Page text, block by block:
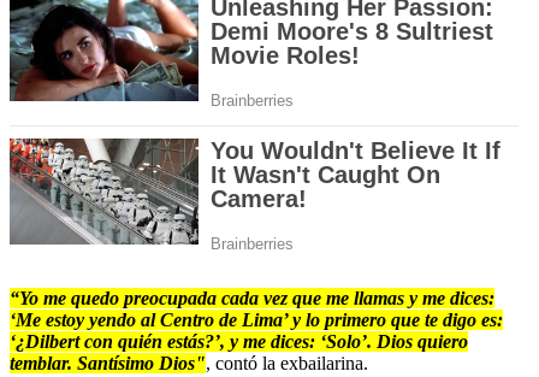
“Yo me quedo preocupada cada vez que me llamas y me dices:
‘Me estoy yendo al Centro de Lima’ y lo primero que te digo es:
‘¿Dilbert con quién estás?’, y me dices: ‘Solo’. Dios quiero
temblar. Santísimo Dios", contó la exbailarina.